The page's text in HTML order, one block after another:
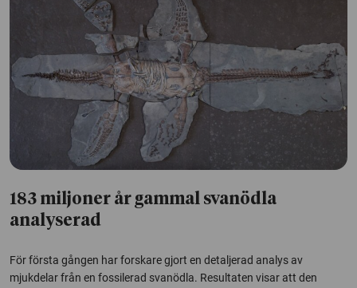
183 miljoner år gammal svanödla
analyserad
För första gången har forskare gjort en detaljerad analys av
mjukdelar från en fossilerad svanödla. Resultaten visar att den